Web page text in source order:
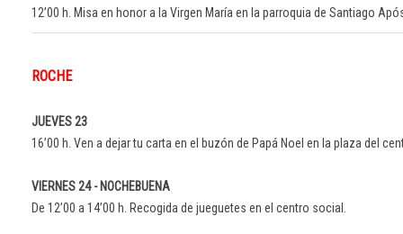
12’00 h. Misa en honor a la Virgen María en la parroquia de Santiago
ROCHE
JUEVES 23
16’00 h. Ven a dejar tu carta en el buzón de Papá Noel en la plaza del
VIERNES 24 - NOCHEBUENA
De 12’00 a 14’00 h. Recogida de jueguetes en el centro social.